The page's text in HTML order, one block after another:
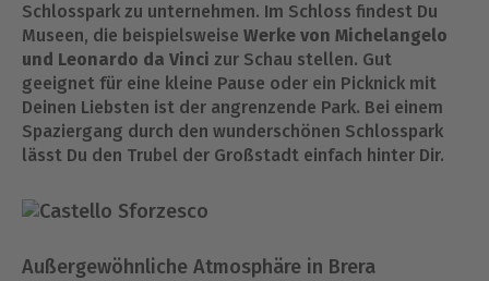
Schlosspark zu unternehmen. Im Schloss findest Du
Museen, die beispielsweise Werke von Michelangelo
und Leonardo da Vinci zur Schau stellen. Gut
geeignet für eine kleine Pause oder ein Picknick mit
Deinen Liebsten ist der angrenzende Park. Bei einem
Spaziergang durch den wunderschönen Schlosspark
lässt Du den Trubel der Großstadt einfach hinter Dir.
Außergewöhnliche Atmosphäre in Brera